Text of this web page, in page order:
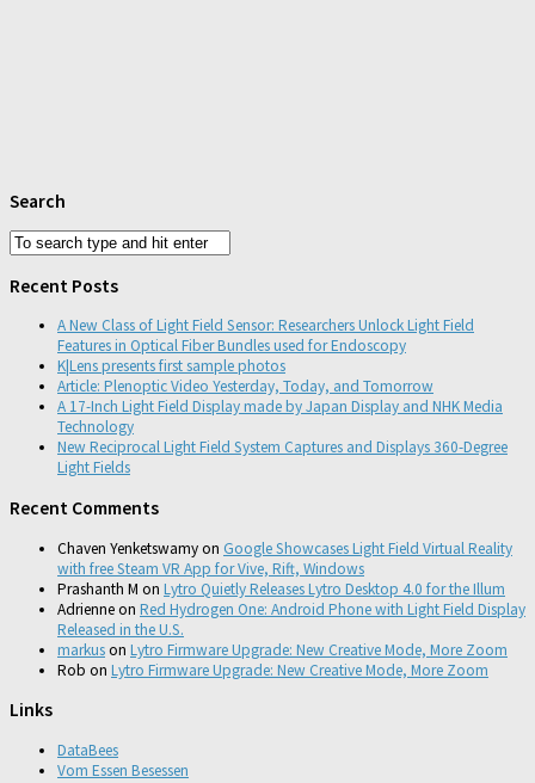
Search
Recent Posts
A New Class of Light Field Sensor: Researchers Unlock Light Field
Features in Optical Fiber Bundles used for Endoscopy
K|Lens presents first sample photos
Article: Plenoptic Video Yesterday, Today, and Tomorrow
A 17-Inch Light Field Display made by Japan Display and NHK Media
Technology
New Reciprocal Light Field System Captures and Displays 360-Degree
Light Fields
Recent Comments
Chaven Yenketswamyon Google Showcases Light Field Virtual Reality
with free Steam VR App for Vive, Rift, Windows
Prashanth M on Lytro Quietly Releases Lytro Desktop 4.0 for the Illum
Adrienneon Red Hydrogen One: Android Phone with Light Field Display
Released in the U.S.
markuson Lytro Firmware Upgrade: New Creative Mode, More Zoom
Rob on Lytro Firmware Upgrade: New Creative Mode, More Zoom
Links
DataBees
Vom Essen Besessen